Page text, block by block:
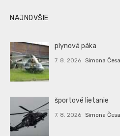
NAJNOVŠIE
plynová páka
7. 8. 2026 Simona
športové lietanie
7. 8. 2026 Simona